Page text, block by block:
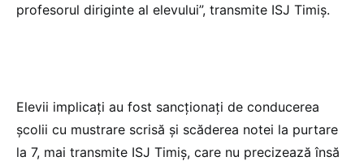
profesorul diriginte al elevului”, transmite ISJ Timiș.
Elevii implicați au fost sancționați de conducerea
școlii cu mustrare scrisă și scăderea notei la purtare
la 7, mai transmite ISJ Timiș, care nu precizează însă